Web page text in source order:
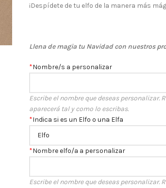
¡Despídete de tu elfo de la manera más
Llena de magia tu Navidad con nuestros
*Nombre/s a personalizar
Escribe el nombre que deseas personalizar.
aparecerá tal y como lo escribas.
*Indica si es un Elfo o una Elfa
*Nombre elfo/a a personalizar
Escribe el nombre que deseas personalizar.